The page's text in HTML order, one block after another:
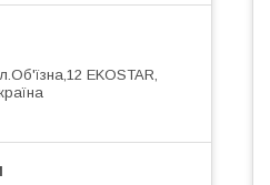
EKOSTAR,